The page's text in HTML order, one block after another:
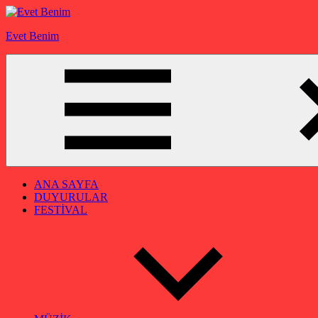
İçeriğe
Evet Benim
ANA SAYFA
DUYURULAR
FESTİVAL